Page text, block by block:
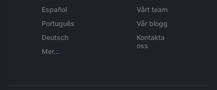
Español
Português
Deutsch
Mer...
Vårt team
Vår blogg
Kontakta
oss